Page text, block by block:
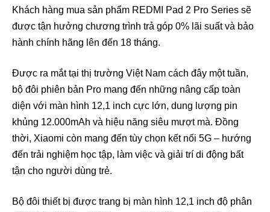
Khách hàng mua sản phẩm REDMI Pad 2 Pro Series sẽ
được tận hưởng chương trình trả góp 0% lãi suất và bảo
hành chính hãng lên đến 18 tháng.
Được ra mắt tại thị trường Việt Nam cách đây một tuần,
bộ đôi phiên bản Pro mang đến những nâng cấp toàn
diện với màn hình 12,1 inch cực lớn, dung lượng pin
khủng 12.000mAh và hiệu năng siêu mượt mà. Đồng
thời, Xiaomi còn mang đến tùy chọn kết nối 5G – hướng
đến trải nghiệm học tập, làm việc và giải trí di động bất
tận cho người dùng trẻ.
Bộ đôi thiết bị được trang bị màn hình 12,1 inch độ phân